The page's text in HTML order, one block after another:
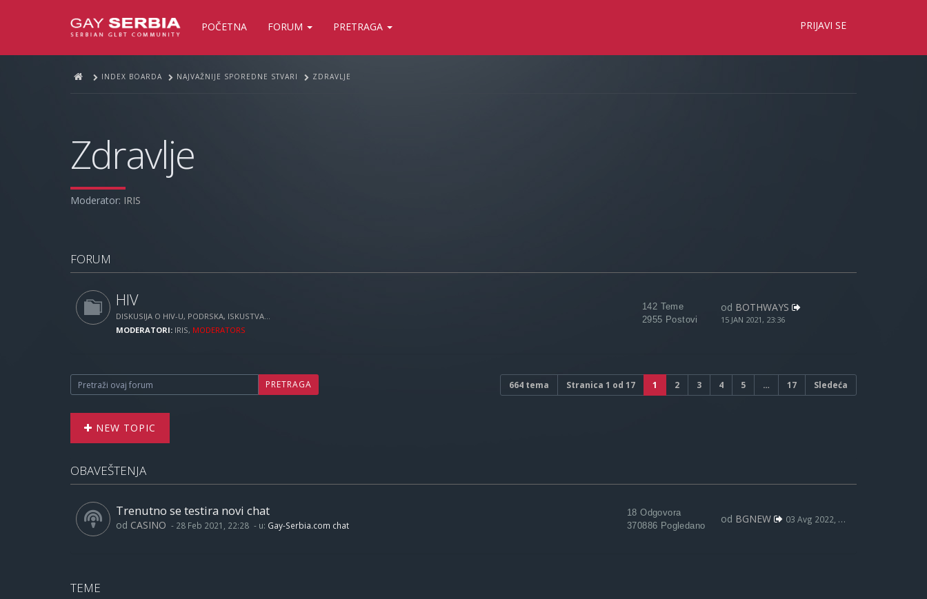
POČETNA FORUM PRETRAGA PRIJAVI SE
INDEX BOARDA NAJVAŽNIJE SPOREDNE STVARI ZDRAVLJE
Zdravlje
Moderator: IRIS
FORUM
HIV
DISKUSIJA O HIV-U, PODRSKA, ISKUSTVA...
MODERATORI: IRIS, MODERATORS
142 Teme
2955 Postovi
od BOTHWAYS
15 JAN 2021, 23:36
PRETRAGA 664 tema Stranica 1 od 17 1 2 3 4 5 … 17 Sledeća
NEW TOPIC
OBAVEŠTENJA
Trenutno se testira novi chat
od CASINO - 28 Feb 2021, 22:28 - u: Gay-Serbia.com chat
18 Odgovora
370886 Pogledano
od BGNEW 03 Avg 2022, 09:59
TEME